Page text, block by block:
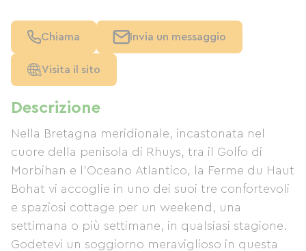
Descrizione
Nella Bretagna meridionale, incastonata nel
cuore della penisola di Rhuys, tra il Golfo di
Morbihan e l'Oceano Atlantico, la Ferme du Haut
Bohat vi accoglie in uno dei suoi tre confortevoli
e spaziosi cottage per un weekend, una
settimana o più settimane, in qualsiasi stagione.
Godetevi un soggiorno meraviglioso in questa
Chiama Invia un messaggio
Visita il sito